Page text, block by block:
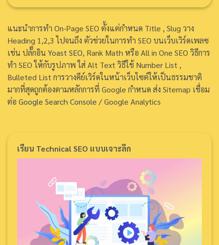
แนะนำการทำ On-Page SEO ตั้งแต่กำหนด Title , Slug วาง
Heading 1,2,3 ไปจนถึง ตัวช่วยในการทำ SEO บนเว็บเวิร์ดเพลซ
เช่น ปลั๊กอิน Yoast SEO, Rank Math หรือ All in One SEO วิธีการ
ทำ SEO ให้กับรูปภาพ ใส่ Alt Text วิธีใช้ Number List ,
Bulleted List การวางคีย์เวิร์ดในหน้าเว็บไซต์ให้เป็นธรรมชาติ
มากที่สุดถูกต้องตามหลักการที่ Google กำหนด ส่ง Sitemap เชื่อม
ต่อ Google Search Console / Google Analytics
เรียน Technical SEO แบบเจาะลึก